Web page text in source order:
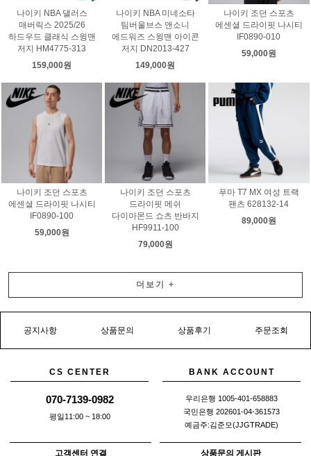
나이키 NBA 댈러스
매버릭스 2025/26
하드우드 클래식 스윙맨
저지 HM4775-313
159,000원
나이키 NBA 미네소타
팀버울브스 앤소니
에드워즈 스윙맨 아이콘
저지 DN2013-427
149,000원
나이키 조던 스포츠
에센셜 드라이핏 나시티
IF0890-010
59,000원
나이키 조던 스포츠
에센셜 드라이핏 나시티
IF0890-100
59,000원
나이키 조던 스포츠
드라이핏 메쉬
다이아몬드 쇼츠 반바지
HF9911-100
79,000원
푸마 T7 MX 여성 트랙
팬츠 628132-14
89,000원
더보기 +
공지사항 상품문의 상품후기 주문조회
CS CENTER
070-7139-0982
평일11:00 ~ 18:00
BANK ACCOUNT
우리은행 1005-401-658883
국민은행 202601-04-361573
예금주:김준모(JJGTRADE)
고객센터 연결 상품문의 게시판